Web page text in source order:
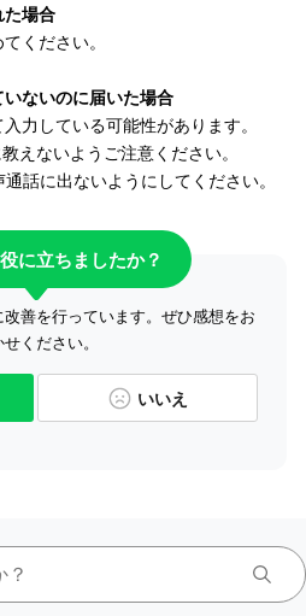
た場合
ください。
ないのに届いた場合
力している可能性があります。
えないようご注意ください。
話に出ないようにしてください。
に立ちましたか？
善を行っています。ぜひ感想をお
ください。
いいえ